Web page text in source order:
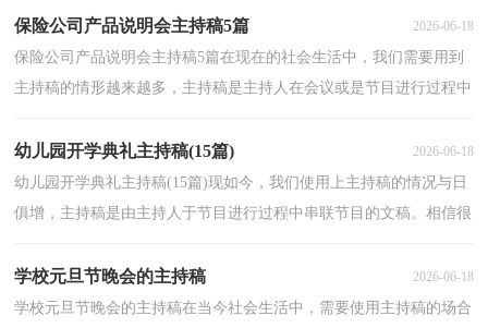
保险公司产品说明会主持稿5篇 2026-06-18
保险公司产品说明会主持稿5篇在现在的社会生活中，我们需要用到
主持稿的情形越来越多，主持稿是主持人在会议或是节目进行过程中
幼儿园开学典礼主持稿(15篇) 2026-06-18
幼儿园开学典礼主持稿(15篇)现如今，我们使用上主持稿的情况与日
俱增，主持稿是由主持人于节目进行过程中串联节目的文稿。相信很
学校元旦节晚会的主持稿 2026-06-18
学校元旦节晚会的主持稿在当今社会生活中，需要使用主持稿的场合